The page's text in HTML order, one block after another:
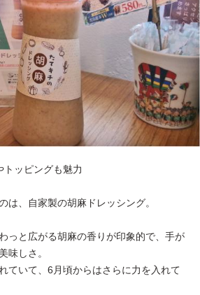
ッピングも魅力
は、自家製の胡麻ドレッシング。
っと広がる胡麻の香りが印象的で、手が
味しさ。
ていて、6月頃からはさらに力を入れて